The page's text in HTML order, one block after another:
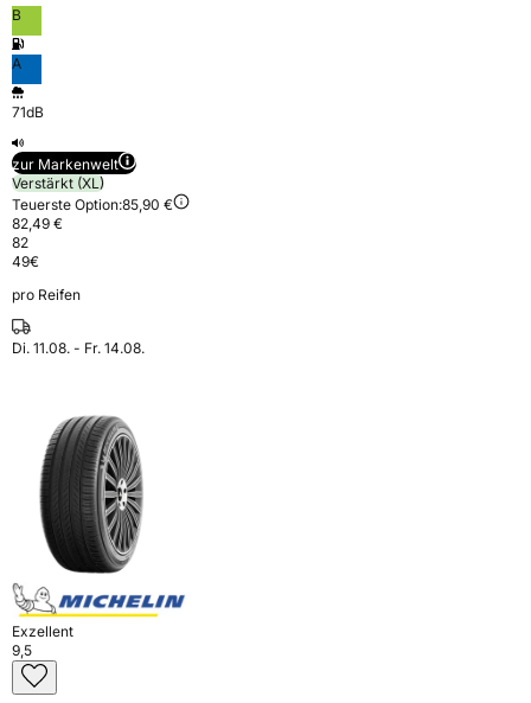
B
A
71dB
zur Markenwelt
Verstärkt (XL)
Teuerste Option:85,90 €
82,49 €
82
49€
pro Reifen
Di. 11.08. - Fr. 14.08.
Exzellent
9,5